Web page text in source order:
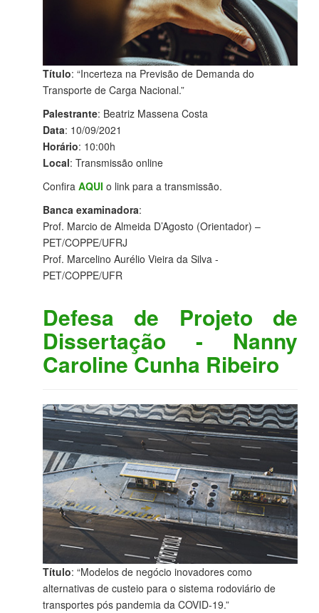
Título: “Incerteza na Previsão de Demanda do
Transporte de Carga Nacional.”
Palestrante: Beatriz Massena Costa
Data: 10/09/2021
Horário: 10:00h
Local: Transmissão online
Confira AQUI o link para a transmissão.
Banca examinadora:
Prof. Marcio de Almeida D’Agosto (Orientador) –
PET/COPPE/UFRJ
Prof. Marcelino Aurélio Vieira da Silva -
PET/COPPE/UFR
Defesa de Projeto de
Dissertação - Nanny
Caroline Cunha Ribeiro
Título: “Modelos de negócio inovadores como
alternativas de custeio para o sistema rodoviário de
transportes pós pandemia da COVID-19.”